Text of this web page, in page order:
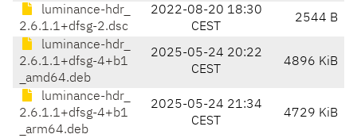
luminance-hdr_
2.6.1.1+dfsg-2.dsc
2022-08-20 18:30
CEST
2544 B
luminance-hdr_
2.6.1.1+dfsg-4+b1
_amd64.deb
2025-05-24 20:22
CEST
4896 KiB
luminance-hdr_
2.6.1.1+dfsg-4+b1
_arm64.deb
2025-05-24 21:34
CEST
4729 KiB